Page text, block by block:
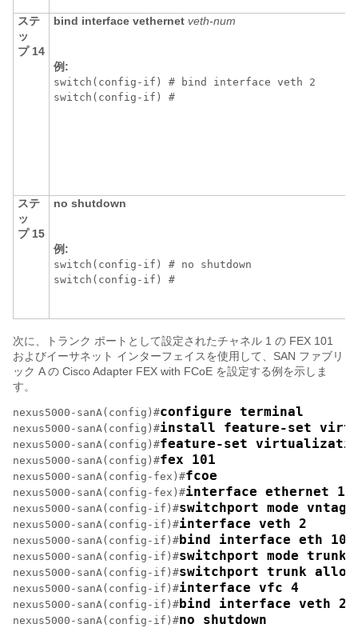
ステ
ッ
プ 14
bind interface vethernet veth-num
例:
switch(config-if) # bind interface veth 2
switch(config-if) #
ステ
ッ
プ 15
no shutdown
例:
switch(config-if) # no shutdown
switch(config-if) #
次に、トランク ポートとして設定されたチャネル 1 の FEX 101
およびイーサネット インターフェイスを使用して、SAN ファブリ
ック A の Cisco Adapter FEX with FCoE を設定する例を示しま
す。
nexus5000-sanA(config)#configure terminal
nexus5000-sanA(config)#install feature-set
nexus5000-sanA(config)#feature-set
nexus5000-sanA(config)#fex 101
nexus5000-sanA(config-fex)#fcoe
nexus5000-sanA(config-fex)#interface ethernet
nexus5000-sanA(config-if)#switchport mode vntag
nexus5000-sanA(config-if)#interface veth 2
nexus5000-sanA(config-if)#bind interface eth
nexus5000-sanA(config-if)#switchport mode trunk
nexus5000-sanA(config-if)#switchport trunk
nexus5000-sanA(config-if)#interface vfc 4
nexus5000-sanA(config-if)#bind interface veth 2
nexus5000-sanA(config-if)#no shutdown